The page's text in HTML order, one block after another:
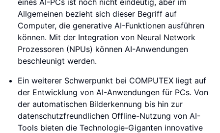
eines AI-PCs ist noch nicht eindeutig, aber im
Allgemeinen bezieht sich dieser Begriff auf
Computer, die generative AI-Funktionen ausführen
können. Mit der Integration von Neural Network
Prozessoren (NPUs) können AI-Anwendungen
beschleunigt werden.
Ein weiterer Schwerpunkt bei COMPUTEX liegt auf
der Entwicklung von AI-Anwendungen für PCs. Von
der automatischen Bilderkennung bis hin zur
datenschutzfreundlichen Offline-Nutzung von AI-
Tools bieten die Technologie-Giganten innovative